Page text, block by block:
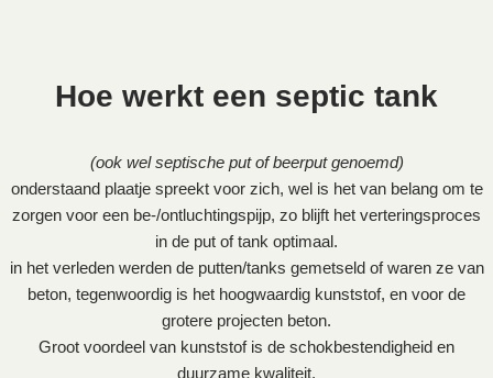
Hoe werkt een septic tank
(ook wel septische put of beerput genoemd)
onderstaand plaatje spreekt voor zich, wel is het van belang om te
zorgen voor een be-/ontluchtingspijp, zo blijft het verteringsproces
in de put of tank optimaal.
in het verleden werden de putten/tanks gemetseld of waren ze van
beton, tegenwoordig is het hoogwaardig kunststof, en voor de
grotere projecten beton.
Groot voordeel van kunststof is de schokbestendigheid en
duurzame kwaliteit.